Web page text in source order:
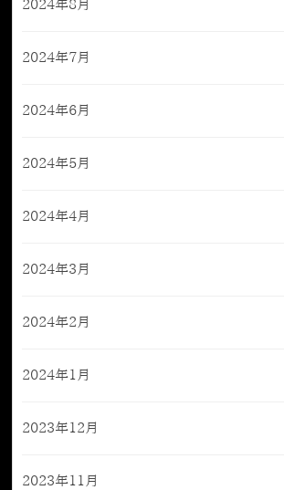
2024年8月
2024年7月
2024年6月
2024年5月
2024年4月
2024年3月
2024年2月
2024年1月
2023年12月
2023年11月